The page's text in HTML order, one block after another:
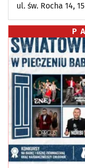
ul. św. Rocha 14,